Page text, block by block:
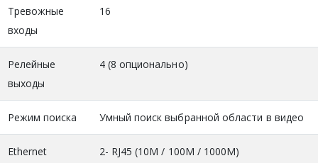
Тревожные
входы
16
Релейные
выходы
4 (8 опционально)
Режим поиска Умный поиск выбранной области в видео
Ethernet 2- RJ45 (10M / 100M / 1000M)